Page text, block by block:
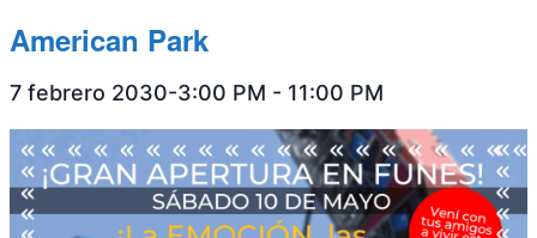
American Park
7 febrero 2030-3:00 PM - 11:00 PM